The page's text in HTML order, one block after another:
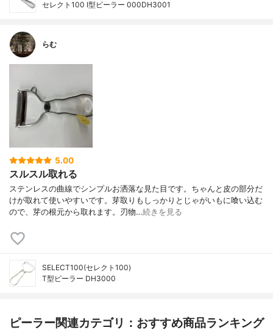
セレクト100 I型ピーラー 000DH3001
らむ
5.00
スルスル取れる
ステンレスの曲線でシンプルお洒落な見た目です。ちゃんと皮の部分だ
けが取れて使いやすいです。芽取りもしっかりとじゃがいもに喰い込む
ので、芽の根元から取れます。刃物…続きを見る
SELECT100(セレクト100)
T型ピーラー DH3000
ピーラー関連カテゴリ：おすすめ商品ランキング